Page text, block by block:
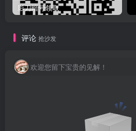
影刀暗号领取
评论 抢沙发
欢迎您留下宝贵的见解！